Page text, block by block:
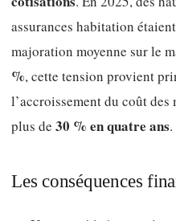
assurances habitation
majoration moyenne sur le
%, cette tension provient
l’accroissement du coût
plus de 30 % en quatre ans.
Les conséquences